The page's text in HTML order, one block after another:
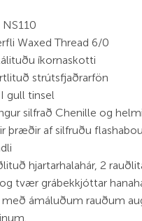
Waxed Thread 6/0
íkornaskotti
strútsfjaðrarfön
gull tinsel
silfrað Chenille og
þræðir af silfruðu
hjartarhalahár, 2
tvær grábekkjóttar
með ámáluðum rauðum